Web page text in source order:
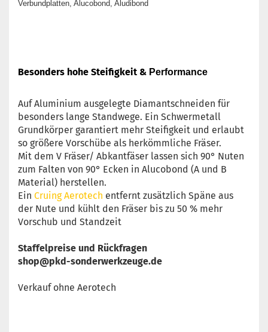
Verbundplatten, Alucobond, Aludibond
Besonders hohe Steifigkeit & Performance
Auf Aluminium ausgelegte Diamantschneiden für
besonders lange Standwege. Ein Schwermetall
Grundkörper garantiert mehr Steifigkeit und erlaubt
so größere Vorschübe als herkömmliche Fräser.
Mit dem V Fräser/ Abkantfäser lassen sich 90° Nuten
zum Falten von 90° Ecken in Alucobond (A und B
Material) herstellen.
Ein Cruing Aerotech entfernt zusätzlich Späne aus
der Nute und kühlt den Fräser bis zu 50 % mehr
Vorschub und Standzeit
Staffelpreise und Rückfragen
shop@pkd-sonderwerkzeuge.de
Verkauf ohne Aerotech